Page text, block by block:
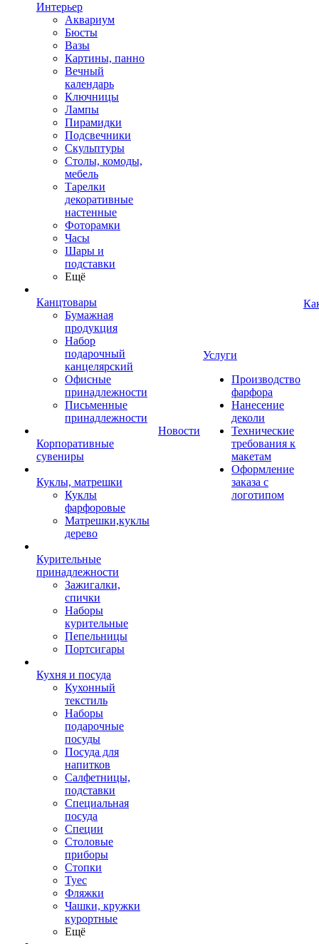
Интерьер
Аквариум
Бюсты
Вазы
Картины, панно
Вечный
календарь
Ключницы
Лампы
Пирамидки
Подсвечники
Скульптуры
Столы, комоды,
мебель
Тарелки
декоративные
настенные
Фоторамки
Часы
Шары и
подставки
Ещё
Канцтовары
Бумажная
продукция
Набор
подарочный
канцелярский
Офисные
принадлежности
Письменные
принадлежности
Корпоративные
сувениры
Куклы, матрешки
Куклы
фарфоровые
Матрешки,куклы
дерево
Курительные
принадлежности
Зажигалки,
спички
Наборы
курительные
Пепельницы
Портсигары
Кухня и посуда
Кухонный
текстиль
Наборы
подарочные
посуды
Посуда для
напитков
Салфетницы,
подставки
Специальная
посуда
Специи
Столовые
приборы
Стопки
Туес
Фляжки
Чашки, кружки
курортные
Ещё
Новости
Услуги
Производство
фарфора
Нанесение
деколи
Технические
требования к
макетам
Оформление
заказа с
логотипом